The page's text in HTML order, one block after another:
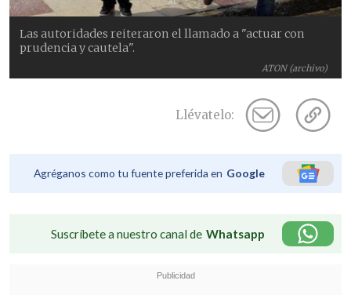
ATON (archivo)
Las autoridades reiteraron el llamado a "actuar con
prudencia y cautela".
Llévatelo:
Agréganos como tu fuente preferida en Google
Suscríbete a nuestro canal de Whatsapp